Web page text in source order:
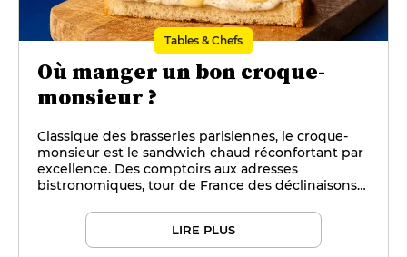
Tables & Chefs
Où manger un bon croque-
monsieur ?
Classique des brasseries parisiennes, le croque-
monsieur est le sandwich chaud réconfortant par
excellence. Des comptoirs aux adresses
bistronomiques, tour de France des déclinaisons
LIRE PLUS